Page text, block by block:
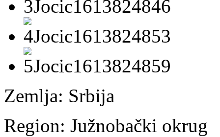
Zemlja: Srbija
Region: Južnobački okrug